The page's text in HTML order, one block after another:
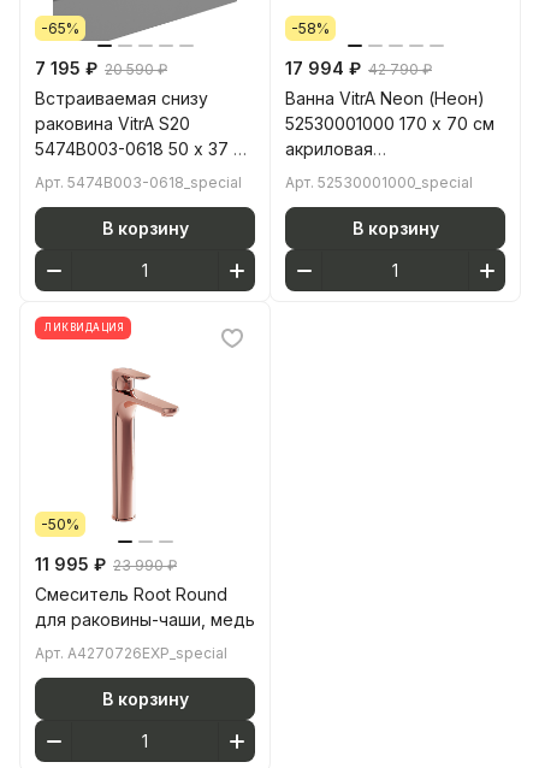
-65%
7 195 ₽ 20 590 ₽
Встраиваемая снизу
раковина VitrA S20
5474B003-0618 50 x 37 см
прямоугольная белая
покрытие Hygiene
(Хайджн)
Арт. 5474B003-0618_special
В корзину
-58%
17 994 ₽ 42 790 ₽
Ванна VitrA Neon (Неон)
52530001000 170 x 70 см
акриловая
прямоугольная белая
Арт. 52530001000_special
В корзину
ЛИКВИДАЦИЯ
-50%
11 995 ₽ 23 990 ₽
Смеситель Root Round
для раковины-чаши, медь
Арт. A4270726EXP_special
В корзину